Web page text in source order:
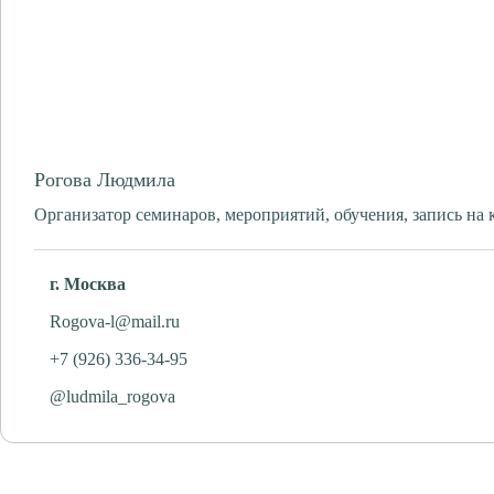
Рогова Людмила
Организатор семинаров, мероприятий, обучения, запись на
г. Москва
Rogova-l@mail.ru
+7 (926) 336-34-95
@ludmila_rogova